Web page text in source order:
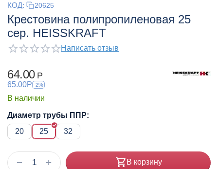
КОД: 20625
Крестовина полипропиленовая 25
сер. HEISSKRAFT
Написать отзыв
64.00 Р
65.00Р -2%
В наличии
Диаметр трубы ППР:
20
25 32
+
− В корзину